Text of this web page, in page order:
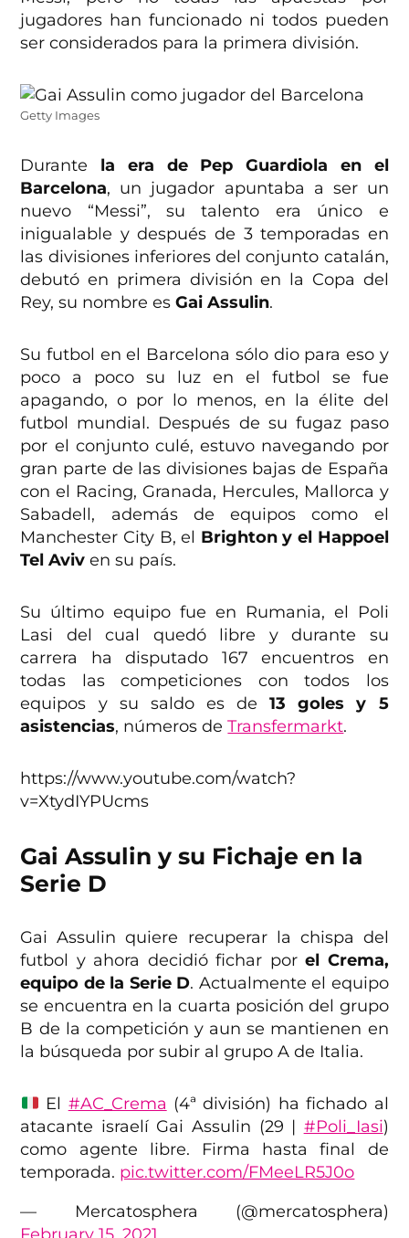
jugadores han funcionado ni todos pueden
ser considerados para la primera división.
Getty Images
Durante la era de Pep Guardiola en el
Barcelona, un jugador apuntaba a ser un
nuevo “Messi”, su talento era único e
inigualable y después de 3 temporadas en
las divisiones inferiores del conjunto catalán,
debutó en primera división en la Copa del
Rey, su nombre esGai Assulin.
Su futbol en el Barcelona sólo dio para eso y
poco a poco su luz en el futbol se fue
apagando, o por lo menos, en la élite del
futbol mundial. Después de su fugaz paso
por el conjunto culé, estuvo navegando por
gran parte de las divisiones bajas de España
con el Racing, Granada, Hercules, Mallorca y
Sabadell, además de equipos como el
Manchester City B, el Brighton y el Happoel
Tel Aviv en su país.
Su último equipo fue en Rumania, el Poli
Lasi del cual quedó libre y durante su
carrera ha disputado 167 encuentros en
todas las competiciones con todos los
equipos y su saldo es de13 goles y 5
asistencias, números deTransfermarkt.
https://www.youtube.com/watch?
v=XtydIYPUcms
Gai Assulin y su Fichaje en la
Serie D
Gai Assulin quiere recuperar la chispa del
futbol y ahora decidió fichar porel Crema,
equipo de la Serie D. Actualmente el equipo
se encuentra en la cuarta posición del grupo
B de la competición y aun se mantienen en
la búsqueda por subir al grupo A de Italia.
El #AC_Crema (4ª división) ha fichado al
atacante israelí Gai Assulin (29 | #Poli_Iasi)
como agente libre. Firma hasta final de
temporada. pic.twitter.com/FMeeLR5J0o
— Mercatosphera (@mercatosphera)